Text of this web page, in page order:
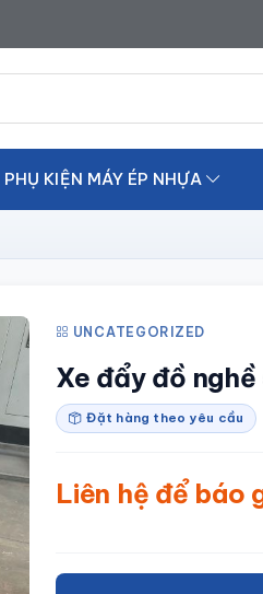
PHỤ KIỆN MÁY ÉP NHỰA
UNCATEGORIZED
Xe đẩy đồ nghề
Đặt hàng theo yêu cầu
Liên hệ để báo